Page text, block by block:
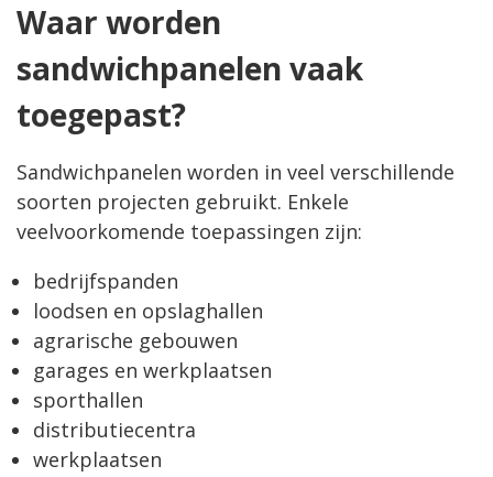
Waar worden
sandwichpanelen vaak
toegepast?
Sandwichpanelen worden in veel verschillende
soorten projecten gebruikt. Enkele
veelvoorkomende toepassingen zijn:
bedrijfspanden
loodsen en opslaghallen
agrarische gebouwen
garages en werkplaatsen
sporthallen
distributiecentra
werkplaatsen